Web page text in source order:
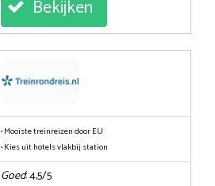
Bekijken
• Mooiste treinreizen door EU
• Kies uit hotels vlakbij station
Goed: 4,5/5